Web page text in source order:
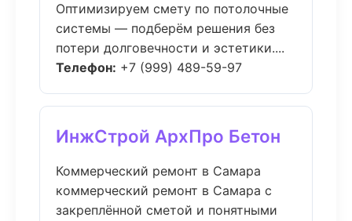
Оптимизируем смету по потолочные
системы — подберём решения без
потери долговечности и эстетики....
Телефон: +7 (999) 489-59-97
ИнжСтрой АрхПро Бетон
Коммерческий ремонт в Самара
коммерческий ремонт в Самара с
закреплённой сметой и понятными